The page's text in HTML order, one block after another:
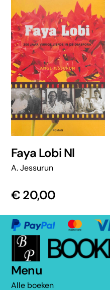
Faya Lobi Nl
A. Jessurun
€20,00
Menu
Alle boeken